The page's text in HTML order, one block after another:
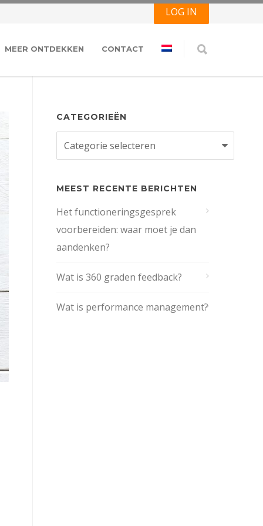
LOG IN
MEER ONTDEKKEN CONTACT
CATEGORIEËN
Categorieën
MEEST RECENTE BERICHTEN
Het functioneringsgesprek
voorbereiden: waar moet je dan
aandenken?
Wat is 360 graden feedback?
Wat is performance management?